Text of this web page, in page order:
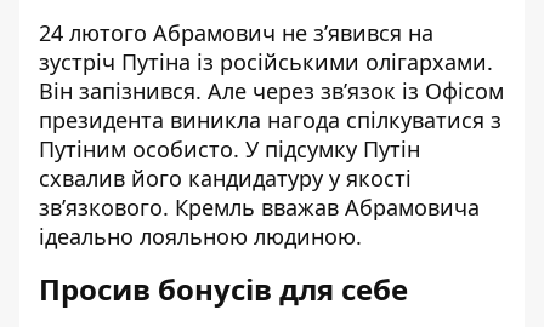
24 лютого Абрамович не зʼявився на
зустріч Путіна із російськими олігархами.
Він запізнився. Але через звʼязок із Офісом
президента виникла нагода спілкуватися з
Путіним особисто. У підсумку Путін
схвалив його кандидатуру у якості
звʼязкового. Кремль вважав Абрамовича
ідеально лояльною людиною.
Просив бонусів для себе